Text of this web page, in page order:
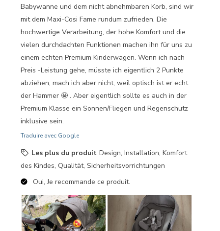
Babywanne und dem nicht abnehmbaren Korb, sind wir
mit dem Maxi-Cosi Fame rundum zufrieden. Die
hochwertige Verarbeitung, der hohe Komfort und die
vielen durchdachten Funktionen machen ihn für uns zu
einem echten Premium Kinderwagen. Wenn ich nach
Preis -Leistung gehe, müsste ich eigentlich 2 Punkte
abziehen, mach ich aber nicht, weil optisch ist er echt
der Hammer 🤩 . Aber eigentlich sollte es auch in der
Premium Klasse ein Sonnen/Fliegen und Regenschutz
inklusive sein.
Traduire avec Google
Les plus du produit Design, Installation, Komfort
des Kindes, Qualität, Sicherheitsvorrichtungen
Oui, Je recommande ce produit.